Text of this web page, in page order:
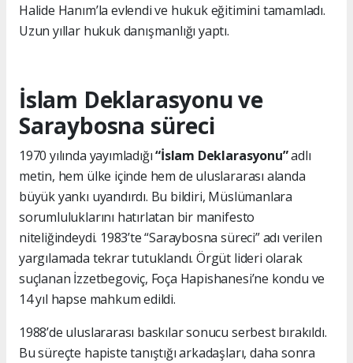
Halide Hanım’la evlendi ve hukuk eğitimini tamamladı.
Uzun yıllar hukuk danışmanlığı yaptı.
İslam Deklarasyonu ve
Saraybosna süreci
1970 yılında yayımladığı“İslam Deklarasyonu”adlı
metin, hem ülke içinde hem de uluslararası alanda
büyük yankı uyandırdı. Bu bildiri, Müslümanlara
sorumluluklarını hatırlatan bir manifesto
niteliğindeydi. 1983’te “Saraybosna süreci” adı verilen
yargılamada tekrar tutuklandı. Örgüt lideri olarak
suçlanan İzzetbegoviç, Foça Hapishanesi’ne kondu ve
14 yıl hapse mahkum edildi.
1988’de uluslararası baskılar sonucu serbest bırakıldı.
Bu süreçte hapiste tanıştığı arkadaşları, daha sonra